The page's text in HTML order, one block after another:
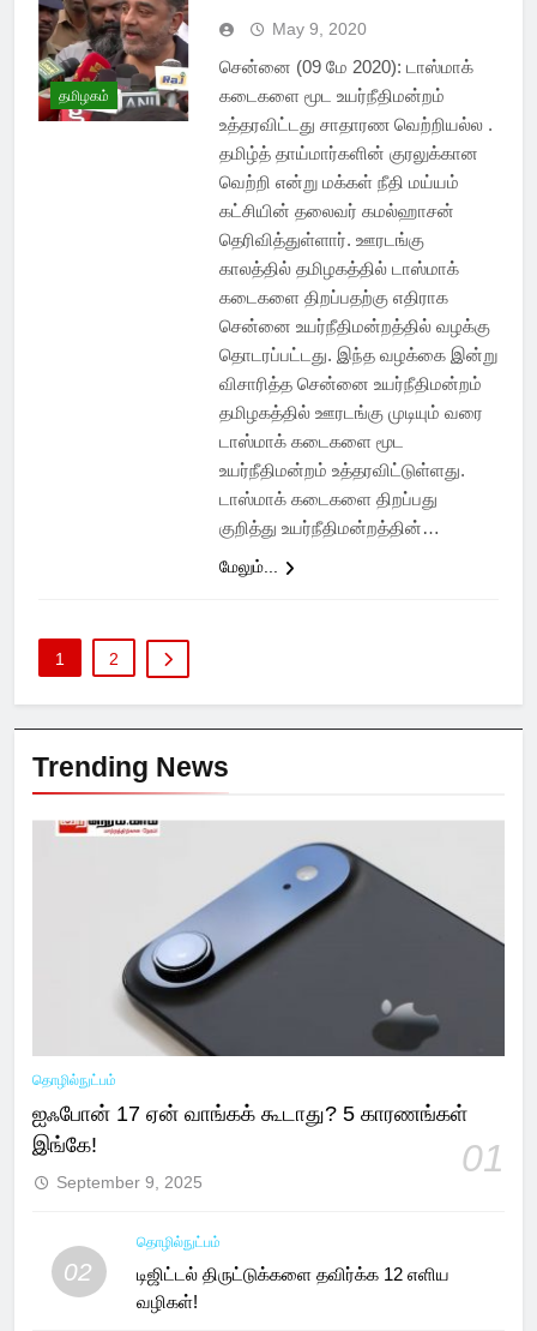
தமிழகம்
May 9, 2020
சென்னை (09 மே 2020): டாஸ்மாக்
கடைகளை மூட உயர்நீதிமன்றம்
உத்தரவிட்டது சாதாரண வெற்றியல்ல .
தமிழ்த் தாய்மார்களின் குரலுக்கான
வெற்றி என்று மக்கள் நீதி மய்யம்
கட்சியின் தலைவர் கமல்ஹாசன்
தெரிவித்துள்ளார். ஊரடங்கு
காலத்தில் தமிழகத்தில் டாஸ்மாக்
கடைகளை திறப்பதற்கு எதிராக
சென்னை உயர்நீதிமன்றத்தில் வழக்கு
தொடரப்பட்டது. இந்த வழக்கை இன்று
விசாரித்த சென்னை உயர்நீதிமன்றம்
தமிழகத்தில் ஊரடங்கு முடியும் வரை
டாஸ்மாக் கடைகளை மூட
உயர்நீதிமன்றம் உத்தரவிட்டுள்ளது.
டாஸ்மாக் கடைகளை திறப்பது
குறித்து உயர்நீதிமன்றத்தின்…
மேலும்...
1 2
Trending News
தொழில்நுட்பம்
ஐஃபோன் 17 ஏன் வாங்கக் கூடாது? 5 காரணங்கள்
இங்கே!
01
September 9, 2025
02
தொழில்நுட்பம்
டிஜிட்டல் திருட்டுக்களை தவிர்க்க 12 எளிய
வழிகள்!